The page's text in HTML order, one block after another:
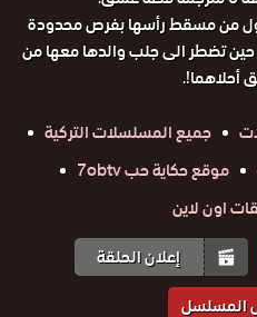
من مسقط رأسها بفرص محدودة
تضطر الى جلب والدها معها من
أحلاهما!.
جميع المسلسلات التركية
موقع حكاية حب 7obtv
اون لاين
إعلان الحلقة
المسلسل